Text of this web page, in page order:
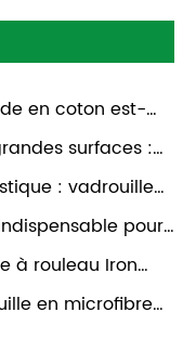
en coton est-
en
surfaces :
: vadrouille
pour
à rouleau Iron
le nettoyage
en microfibre